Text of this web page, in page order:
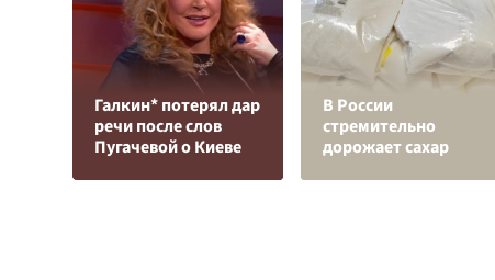
Галкин* потерял дар
речи после слов
Пугачевой о Киеве
В России
стремительно
дорожает сахар